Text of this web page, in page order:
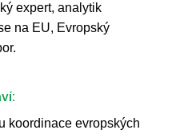
expert, analytik
na EU, Evropský
koordinace evropských